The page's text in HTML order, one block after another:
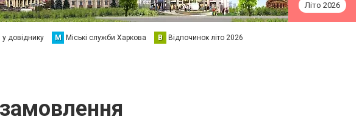
Літо 2026
у довіднику М Міські служби Харкова В Відпочинок літо 2026